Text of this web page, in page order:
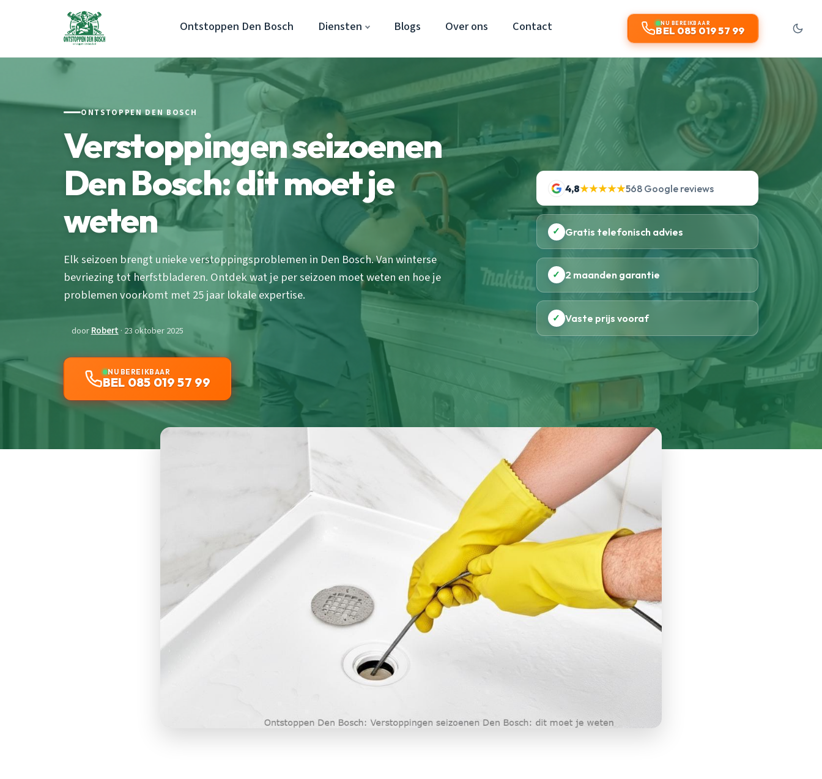
Ontstoppen Den Bosch Diensten Blogs Over ons Contact NU BEREIKBAAR
BEL 085 019 57 99
ONTSTOPPEN DEN BOSCH
Verstoppingen seizoenen
Den Bosch: dit moet je
weten
Elk seizoen brengt unieke verstoppingsproblemen in Den Bosch. Van winterse
bevriezing tot herfstbladeren. Ontdek wat je per seizoen moet weten en hoe je
problemen voorkomt met 25 jaar lokale expertise.
doorRobert · 23 oktober 2025
NU BEREIKBAAR
BEL 085 019 57 99
4,8★★★★★568 Google reviews
✓ Gratis telefonisch advies
✓ 2 maanden garantie
✓ Vaste prijs vooraf